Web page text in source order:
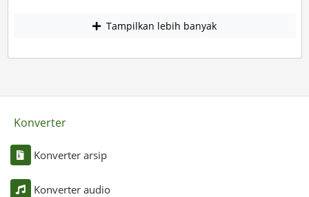
Tampilkan lebih banyak
Konverter
Konverter arsip
Konverter audio